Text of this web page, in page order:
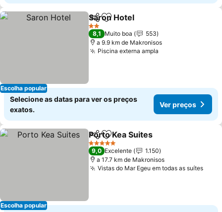
Escolha popular
PartilharAdicionar aos favoritos
Saron Hotel
2 Estrelas
8,1 Muito boa
553
a 9.9 km de Makronisos
Piscina externa ampla
Selecione as datas para ver os preços
exatos.
Ver preços
Escolha popular
PartilharAdicionar aos favoritos
Porto Kea Suites
5 Estrelas
9,0 Excelente
1.150
a 17.7 km de Makronisos
Vistas do Mar Egeu em todas as suítes